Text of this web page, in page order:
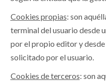
Cookies propias: son
terminal del usuario desde
por el propio editor y
solicitado por el usuario.
Cookies de terceros: son